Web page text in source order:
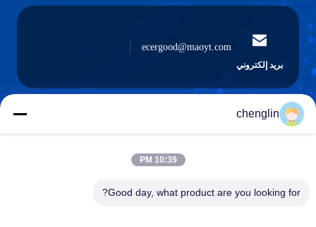
بريد إلكتروني
ecergood@maoyt.com
chenglin
10:39 PM
Good day, what product are you looking for?